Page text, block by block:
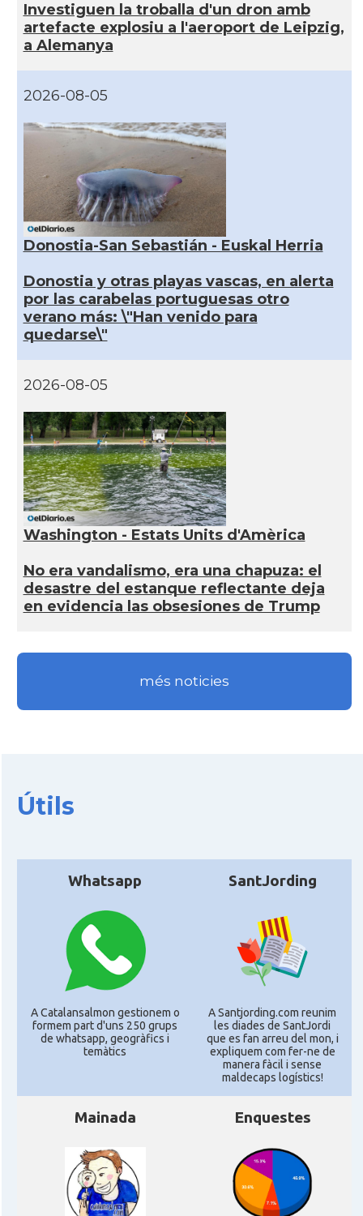
Investiguen la troballa d'un dron amb
artefacte explosiu a l'aeroport de Leipzig,
a Alemanya
2026-08-05
Donostia-San Sebastián - Euskal Herria
Donostia y otras playas vascas, en alerta
por las carabelas portuguesas otro
verano más: \"Han venido para
quedarse\"
2026-08-05
Washington - Estats Units d'Amèrica
No era vandalismo, era una chapuza: el
desastre del estanque reflectante deja
en evidencia las obsesiones de Trump
més noticies
Útils
Whatsapp
A Catalansalmon gestionem o
formem part d'uns 250 grups
de whatsapp, geogràfics i
temàtics
SantJording
A Santjording.com reunim
les diades de SantJordi
que es fan arreu del mon, i
expliquem com fer-ne de
manera fàcil i sense
maldecaps logí­stics!
Mainada Enquestes